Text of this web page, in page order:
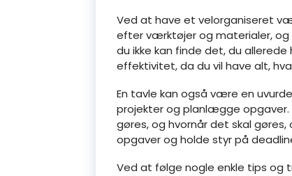
Ved at have et velorganiseret
efter værktøjer og materialer, og
du ikke kan finde det, du
effektivitet, da du vil have alt,
En tavle kan også være en
projekter og planlægge opgaver.
gøres, og hvornår det skal
opgaver og holde styr på
Ved at følge nogle enkle tips og